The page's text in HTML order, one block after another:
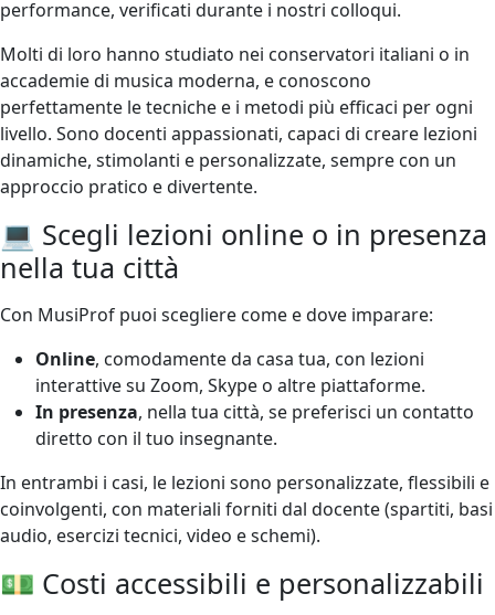
performance, verificati durante i nostri colloqui.
Molti di loro hanno studiato nei conservatori italiani o in
accademie di musica moderna, e conoscono
perfettamente le tecniche e i metodi più efficaci per ogni
livello. Sono docenti appassionati, capaci di creare lezioni
dinamiche, stimolanti e personalizzate, sempre con un
approccio pratico e divertente.
💻 Scegli lezioni online o in presenza
nella tua città
Con MusiProf puoi scegliere come e dove imparare:
Online, comodamente da casa tua, con lezioni
interattive su Zoom, Skype o altre piattaforme.
In presenza, nella tua città, se preferisci un contatto
diretto con il tuo insegnante.
In entrambi i casi, le lezioni sono personalizzate, flessibili e
coinvolgenti, con materiali forniti dal docente (spartiti, basi
audio, esercizi tecnici, video e schemi).
💵 Costi accessibili e personalizzabili